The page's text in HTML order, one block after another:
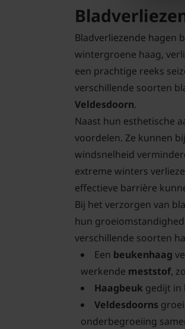
Bladverliezende hagen
wintergroene haag,
een prachtige reeks
verschillende soorten
Veldesdoorn.
Naast hun esthetische
voordelen. Ze kunnen
windsnelheid
extreme winters
effectieve barrière
Bij het verzorgen van
hun
verschillende soorten
Een beukenhaag
werkende meststof,
Haagbeuk gedijt in
Veldesdoorns
onderbegroeiing